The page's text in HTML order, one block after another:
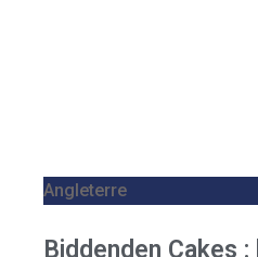
Angleterre
Biddenden Cakes :